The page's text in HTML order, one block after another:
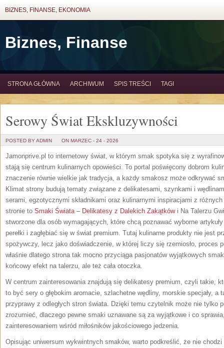
BIZNES, FINANSE, EKONOMIA
Biznes, Finanse
STRONA GŁÓWNA ARCHIWUM SPIS TREŚCI TAGI
Serowy Świat Ekskluzywności
POSTED BY ADMIN ON MARZEC - 24 - 2026
Jamonprive.pl to internetowy świat, w którym smak spotyka się z
stają się centrum kulinarnych opowieści. To portal poświęcony dobrom
znaczenie równie wielkie jak tradycja, a każdy smakosz może odkrywać
Klimat strony budują tematy związane z delikatesami, szynkami i
serami, egzotycznymi składnikami oraz kulinarnymi inspiracjami z
stronie to Smaki Świata – Delikatesy z Dalekich Zakątkówi Na Talerzu
stworzone dla osób wymagających, które chcą poznawać wyborne
perełki i zagłębiać się w świat premium. Tutaj kulinarne produkty nie jest
spożywczy, lecz jako doświadczenie, w której liczy się rzemiosło, proces
właśnie dlatego strona tak mocno przyciąga pasjonatów wyjątkowych
końcowy efekt na talerzu, ale też cała otoczka.
W centrum zainteresowania znajdują się delikatesy premium, czyli takie,
to być sery o głębokim aromacie, szlachetne wędliny, morskie specjały, a
przyprawy z odległych stron świata. Dzięki temu czytelnik może nie tylko
zrozumieć, dlaczego pewne smaki uznawane są za wyjątkowe i co
zainteresowaniem wśród miłośników jakościowego jedzenia.
Opisując uniwersum wykwintnych smaków, warto podkreślić, że nie